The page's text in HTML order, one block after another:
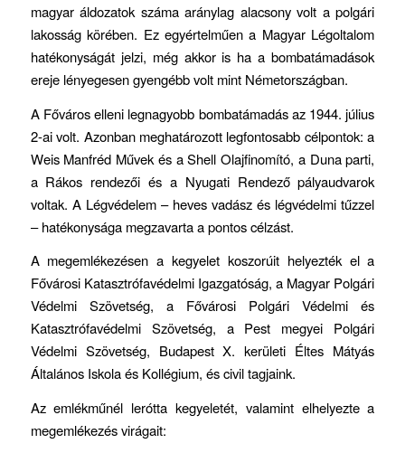
magyar áldozatok száma aránylag alacsony volt a polgári
lakosság körében. Ez egyértelműen a Magyar Légoltalom
hatékonyságát jelzi, még akkor is ha a bombatámadások
ereje lényegesen gyengébb volt mint Németországban.
A Főváros elleni legnagyobb bombatámadás az 1944. július
2-ai volt. Azonban meghatározott legfontosabb célpontok: a
Weis Manfréd Művek és a Shell Olajfinomító, a Duna parti,
a Rákos rendezői és a Nyugati Rendező pályaudvarok
voltak. A Légvédelem – heves vadász és légvédelmi tűzzel
– hatékonysága megzavarta a pontos célzást.
A megemlékezésen a kegyelet koszorúit helyezték el a
Fővárosi Katasztrófavédelmi Igazgatóság, a Magyar Polgári
Védelmi Szövetség, a Fővárosi Polgári Védelmi és
Katasztrófavédelmi Szövetség, a Pest megyei Polgári
Védelmi Szövetség, Budapest X. kerületi Éltes Mátyás
Általános Iskola és Kollégium, és civil tagjaink.
Az emlékműnél lerótta kegyeletét, valamint elhelyezte a
megemlékezés virágait: